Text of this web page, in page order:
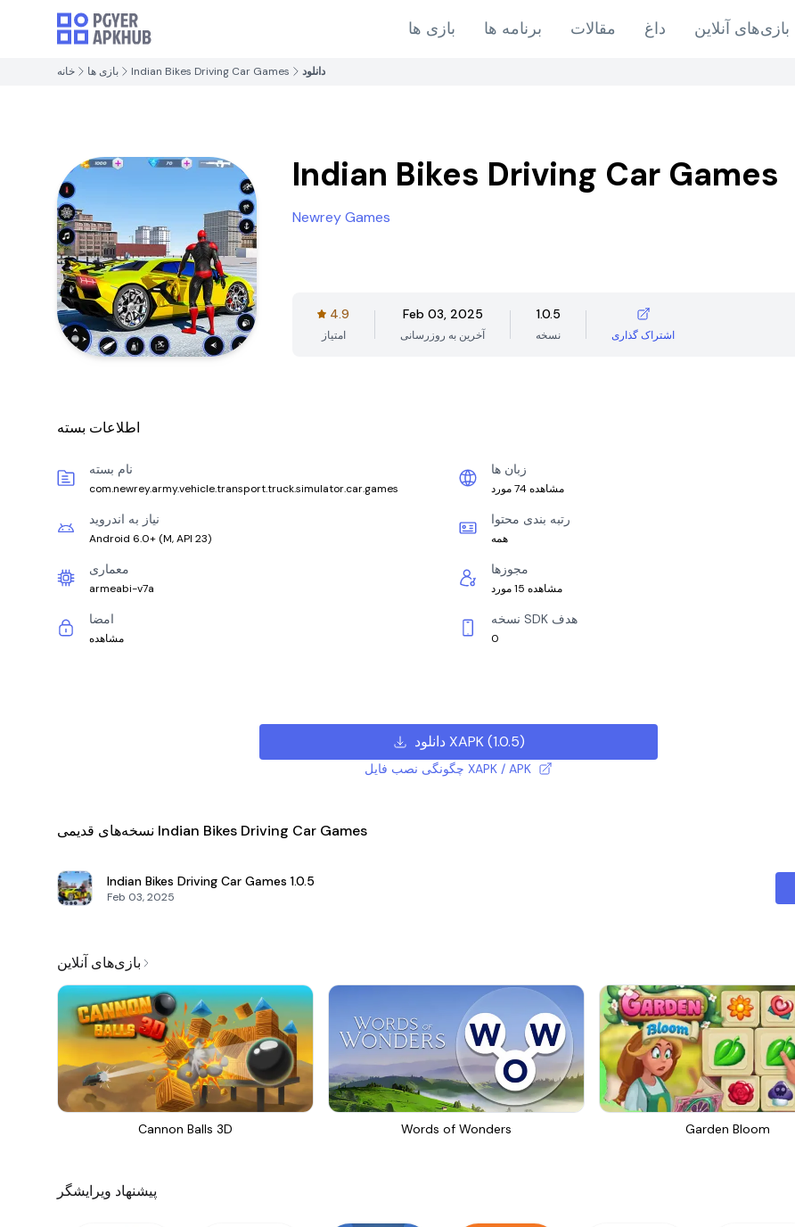
بازی ها برنامه ها مقالات داغ بازی‌های آنلاین
خانه بازی ها Indian Bikes Driving Car Games دانلود
Indian Bikes Driving Car Games
Newrey Games
4.9
امتیاز
Feb 03, 2025
آخرین به روزرسانی
1.0.5
نسخه اشتراک گذاری
اطلاعات بسته
نام بسته
com.newrey.army.vehicle.transport.truck.simulator.car.games
زبان ها
مشاهده 74 مورد
نیاز به اندروید
Android 6.0+ (M, API 23)
رتبه بندی محتوا
همه
معماری
armeabi-v7a
مجوزها
مشاهده 15 مورد
امضا
مشاهده
نسخه SDK هدف
0
دانلود XAPK(1.0.5)
چگونگی نصب فایل XAPK / APK
نسخه‌های قدیمی Indian Bikes Driving Car Games
Indian Bikes Driving Car Games 1.0.5
Feb 03, 2025
بازی‌های آنلاین
Cannon Balls 3D Words of Wonders Garden Bloom
پیشنهاد ویرایشگر